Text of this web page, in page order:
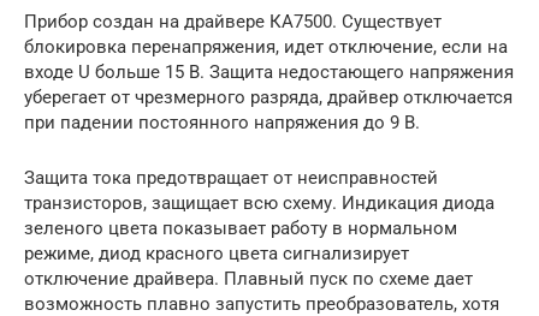
Прибор создан на драйвере КА7500. Существует
блокировка перенапряжения, идет отключение, если на
входе U больше 15 В. Защита недостающего напряжения
уберегает от чрезмерного разряда, драйвер отключается
при падении постоянного напряжения до 9 В.
Защита тока предотвращает от неисправностей
транзисторов, защищает всю схему. Индикация диода
зеленого цвета показывает работу в нормальном
режиме, диод красного цвета сигнализирует
отключение драйвера. Плавный пуск по схеме дает
возможность плавно запустить преобразователь, хотя